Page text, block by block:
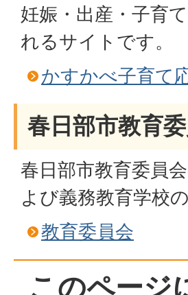
妊娠・出産・子育
れるサイトです。
かすかべ子育て
春日部市教育
春日部市教育委員
よび義務教育学校
教育委員会
このページ